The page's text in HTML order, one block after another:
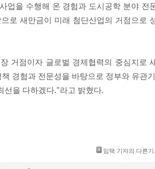
업을 수행해 온 경험과 도시공학 분야 전
로 새만금이 미래 첨단산업의 거점으로
거점이자 글로벌 경제협력의 중심지로
경험과 전문성을 바탕으로 정부와 유관
선을 다하겠다."라고 밝혔다.
임택 기자의 다른